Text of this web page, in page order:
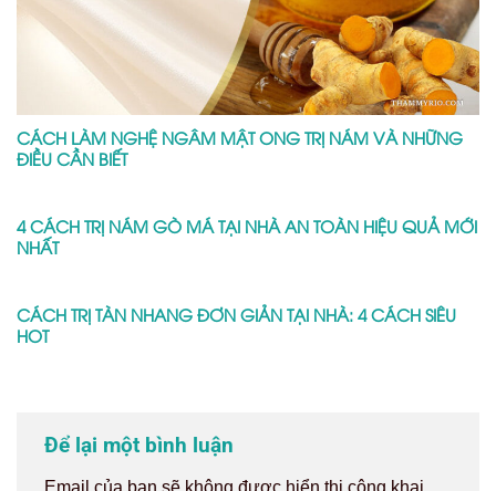
CÁCH LÀM NGHỆ NGÂM MẬT ONG TRỊ NÁM VÀ NHỮNG
ĐIỀU CẦN BIẾT
4 CÁCH TRỊ NÁM GÒ MÁ TẠI NHÀ AN TOÀN HIỆU QUẢ MỚI
NHẤT
CÁCH TRỊ TÀN NHANG ĐƠN GIẢN TẠI NHÀ: 4 CÁCH SIÊU
HOT
Để lại một bình luận
Email của bạn sẽ không được hiển thị công khai.